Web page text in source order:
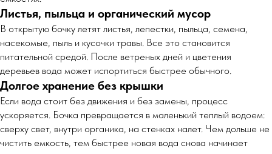
Листья, пыльца и органический мусор
В открытую бочку летят листья, лепестки, пыльца, семена,
насекомые, пыль и кусочки травы. Все это становится
питательной средой. После ветреных дней и цветения
деревьев вода может испортиться быстрее обычного.
Долгое хранение без крышки
Если вода стоит без движения и без замены, процесс
ускоряется. Бочка превращается в маленький теплый водоем:
сверху свет, внутри органика, на стенках налет. Чем дольше не
чистить емкость, тем быстрее новая вода снова начинает